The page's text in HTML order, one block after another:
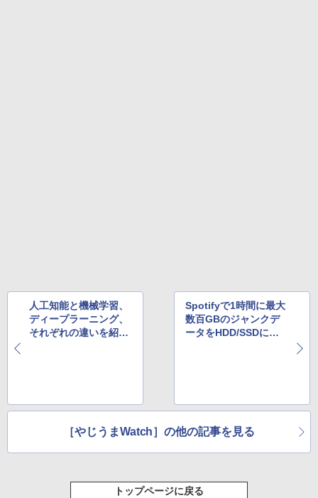
人工知能と機械学習、
ディープラーニング、
それぞれの違いを紹介
Spotifyで1時間に最大
数百GBのジャンクデ
ータをHDD/SSDに書
［やじうまWatch］の他の記事を見る
トップページに戻る